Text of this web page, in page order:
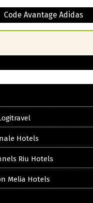
Code Avantage Adidas
Hotels
Riu Hotels
Melia Hotels